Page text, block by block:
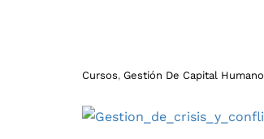
Cursos, Gestión De Capital Humano